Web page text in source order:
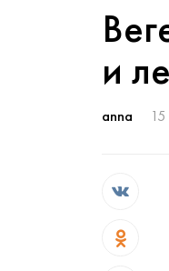
и
anna